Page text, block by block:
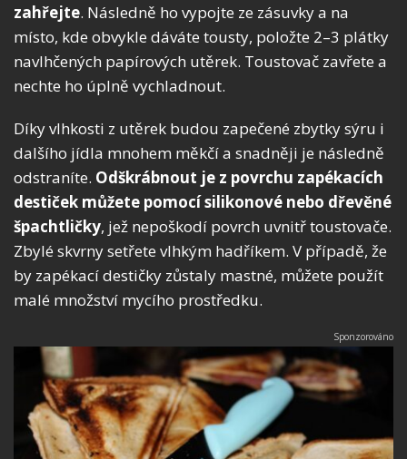
zahřejte. Následně ho vypojte ze zásuvky a na
místo, kde obvykle dáváte tousty, položte 2–3 plátky
navlhčených papírových utěrek. Toustovač zavřete a
nechte ho úplně vychladnout.
Díky vlhkosti z utěrek budou zapečené zbytky sýru i
dalšího jídla mnohem měkčí a snadněji je následně
odstraníte. Odškrábnout je z povrchu zapékacích
destiček můžete pomocí silikonové nebo dřevěné
špachtličky, jež nepoškodí povrch uvnitř toustovače.
Zbylé skvrny setřete vlhkým hadříkem. V případě, že
by zapékací destičky zůstaly mastné, můžete použít
malé množství mycího prostředku.